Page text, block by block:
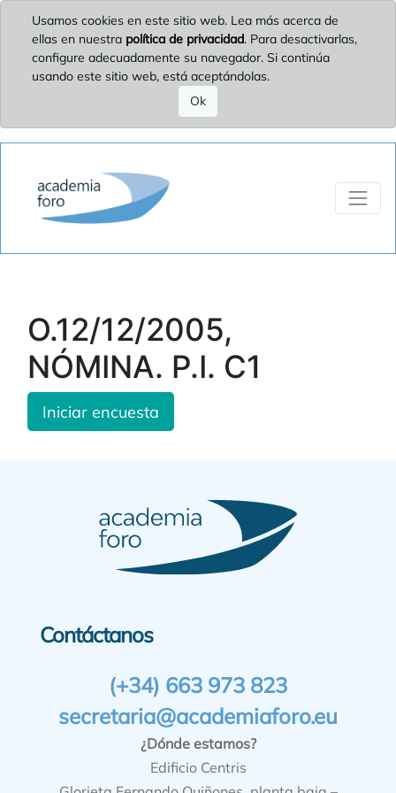
Usamos cookies en este sitio web. Lea más acerca de
ellas en nuestra política de privacidad. Para desactivarlas,
configure adecuadamente su navegador. Si continúa
usando este sitio web, está aceptándolas.
Ok
O.12/12/2005,
NÓMINA. P.I. C1
Iniciar encuesta
Contáctanos
(+34) 663 973 823
secretaria@academiaforo.eu
¿Dónde estamos?
Edificio Centris